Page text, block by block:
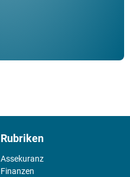
Rubriken
Assekuranz
Finanzen